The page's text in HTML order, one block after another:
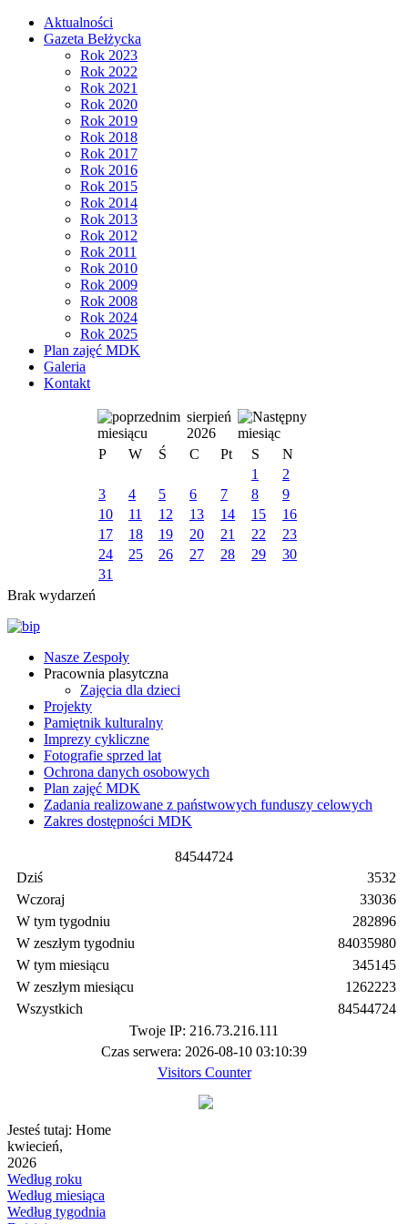
Aktualności
Gazeta Bełżycka
Rok 2023
Rok 2022
Rok 2021
Rok 2020
Rok 2019
Rok 2018
Rok 2017
Rok 2016
Rok 2015
Rok 2014
Rok 2013
Rok 2012
Rok 2011
Rok 2010
Rok 2009
Rok 2008
Rok 2024
Rok 2025
Plan zajęć MDK
Galeria
Kontakt
sierpień
2026
P
W Ś C Pt S
N
1
2
3
4 5 6 7 8
9
10
11 12 13 14 15
16
17
18 19 20 21 22
23
24
25 26 27 28 29
30
31
Brak wydarzeń
Nasze Zespoły
Pracownia plasytczna
Zajęcia dla dzieci
Projekty
Pamiętnik kulturalny
Imprezy cykliczne
Fotografie sprzed lat
Ochrona danych osobowych
Plan zajęć MDK
Zadania realizowane z państwowych funduszy celowych
Zakres dostępności MDK
84544724
Dziś
Wczoraj
W tym tygodniu
W zeszłym tygodniu
W tym miesiącu
W zeszłym miesiącu
Wszystkich
3532
33036
282896
84035980
345145
1262223
84544724
Twoje IP: 216.73.216.111
Czas serwera: 2026-08-10 03:10:39
Visitors Counter
Jesteś tutaj: Home
kwiecień,
2026
Według roku
Według miesiąca
Według tygodnia